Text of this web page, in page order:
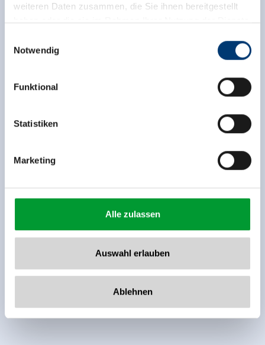
weiteren Daten zusammen, die Sie ihnen bereitgestellt
haben oder die sie im Rahmen Ihrer Nutzung der Dienste
Rohr 23// A-6280 Zell am Ziller
www.zillertalarena.com
Notwendig
Funktional
Statistiken
Marketing
Alle zulassen
Auswahl erlauben
Ablehnen